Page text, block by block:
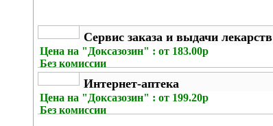
Сервис заказа и выдачи лекарств
Цена на "Доксазозин" : от 183.00р
Без комиссии
Интернет-аптека
Цена на "Доксазозин" : от 199.20р
Без комиссии